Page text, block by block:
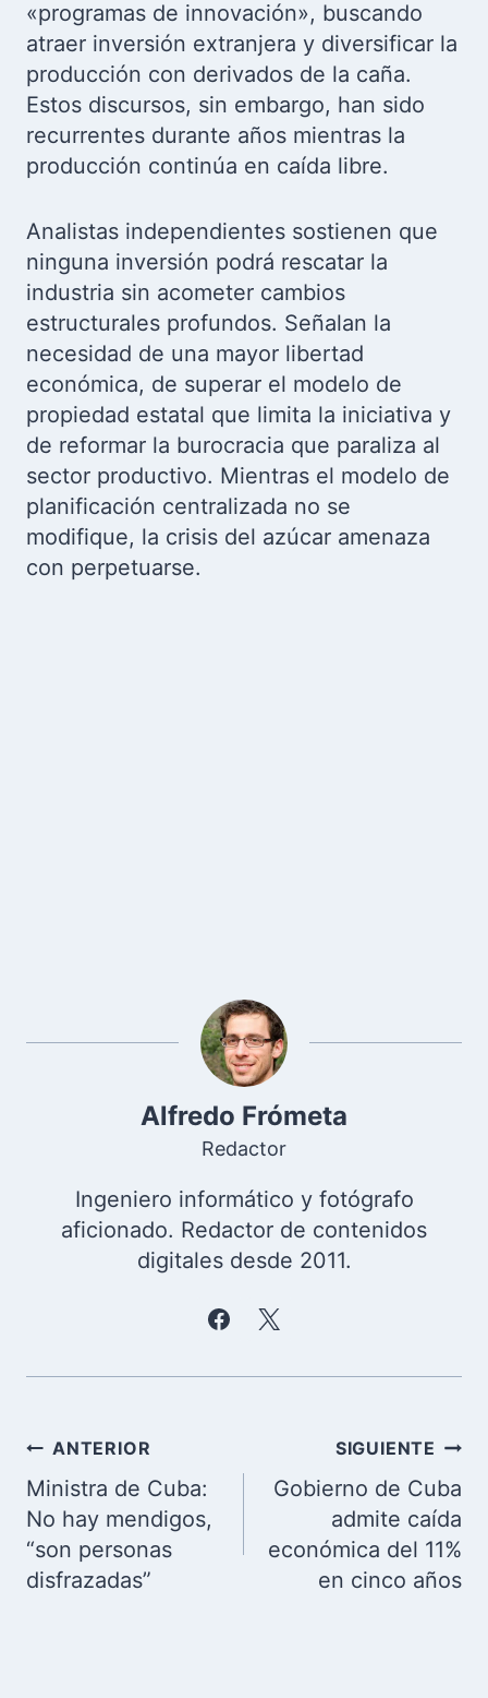
«programas de innovación», buscando
atraer inversión extranjera y diversificar la
producción con derivados de la caña.
Estos discursos, sin embargo, han sido
recurrentes durante años mientras la
producción continúa en caída libre.
Analistas independientes sostienen que
ninguna inversión podrá rescatar la
industria sin acometer cambios
estructurales profundos. Señalan la
necesidad de una mayor libertad
económica, de superar el modelo de
propiedad estatal que limita la iniciativa y
de reformar la burocracia que paraliza al
sector productivo. Mientras el modelo de
planificación centralizada no se
modifique, la crisis del azúcar amenaza
con perpetuarse.
Alfredo Frómeta
Redactor
Ingeniero informático y fotógrafo
aficionado. Redactor de contenidos
digitales desde 2011.
Navegación
de
entradas
ANTERIOR
Ministra de Cuba:
No hay mendigos,
“son personas
disfrazadas”
SIGUIENTE
Gobierno de Cuba
admite caída
económica del 11%
en cinco años